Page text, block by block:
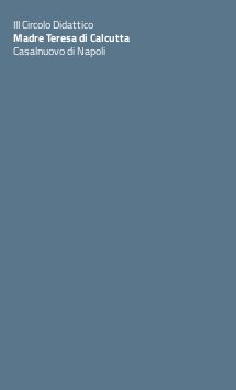
III Circolo Didattico
Madre Teresa di Calcutta
Casalnuovo di Napoli
— Visita la pagina iniziale della scuola